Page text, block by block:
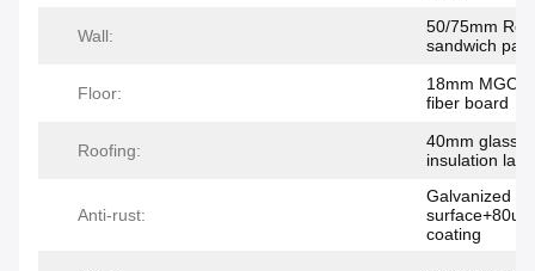
Wall:
50/75mm
sandwich
Floor:
18mm MGO/
fiber board
Roofing:
40mm glass
insulation
Anti-rust:
Galvanized
coating